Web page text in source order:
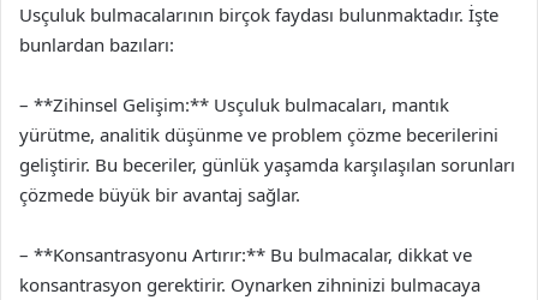
Usçuluk bulmacalarının birçok faydası bulunmaktadır. İşte
bunlardan bazıları:
– **Zihinsel Gelişim:** Usçuluk bulmacaları, mantık
yürütme, analitik düşünme ve problem çözme becerilerini
geliştirir. Bu beceriler, günlük yaşamda karşılaşılan sorunları
çözmede büyük bir avantaj sağlar.
– **Konsantrasyonu Artırır:** Bu bulmacalar, dikkat ve
konsantrasyon gerektirir. Oynarken zihninizi bulmacaya